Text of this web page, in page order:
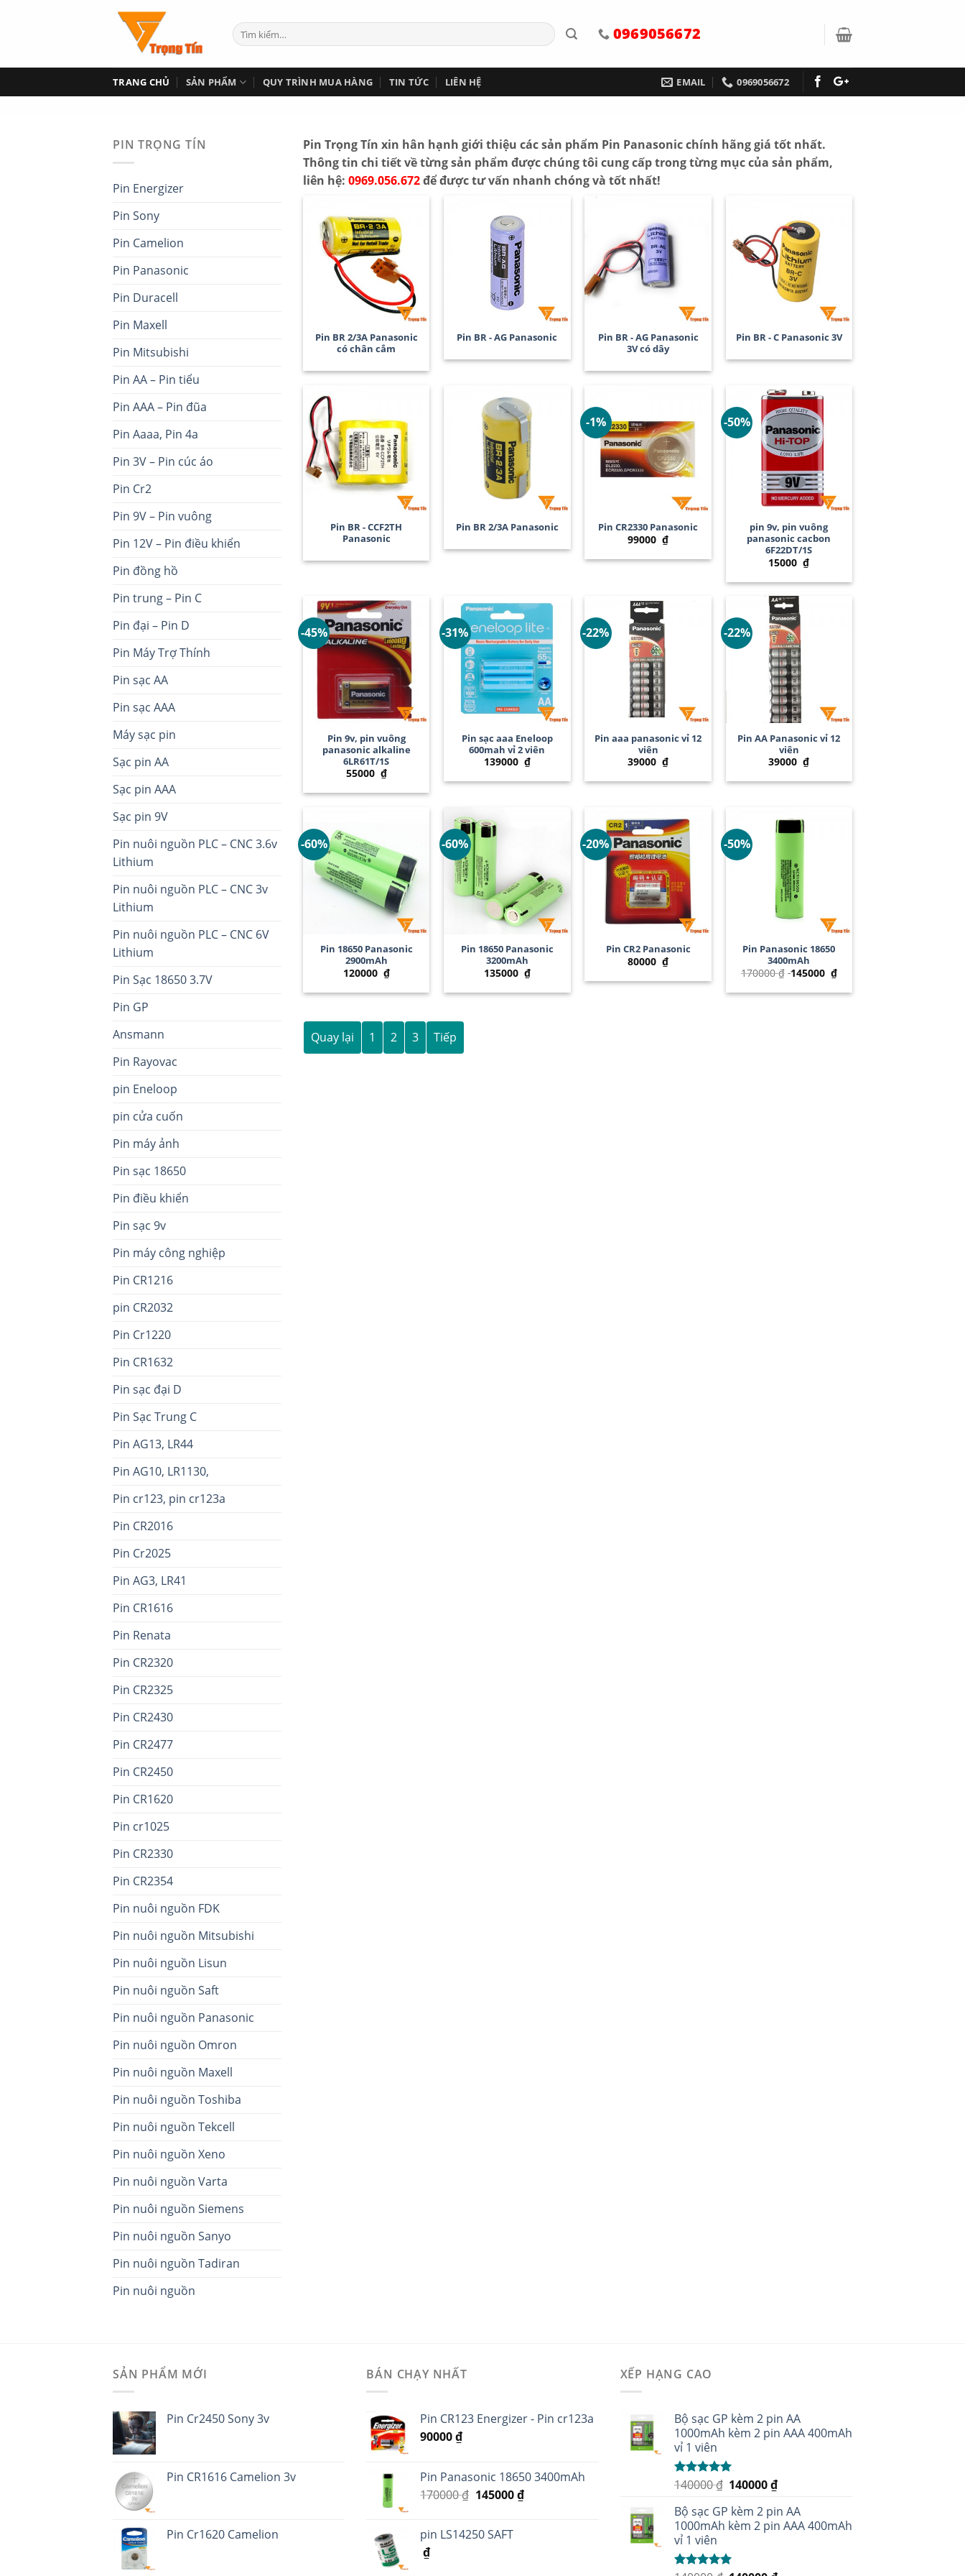
0969056672
TRANG CHỦ SẢN PHẨM QUY TRÌNH MUA HÀNG TIN TỨC LIÊN HỆ EMAIL 0969056672
PIN TRỌNG TÍN
Pin Energizer
Pin Sony
Pin Camelion
Pin Panasonic
Pin Duracell
Pin Maxell
Pin Mitsubishi
Pin AA – Pin tiểu
Pin AAA – Pin đũa
Pin Aaaa, Pin 4a
Pin 3V – Pin cúc áo
Pin Cr2
Pin 9V – Pin vuông
Pin 12V – Pin điều khiển
Pin đồng hồ
Pin trung – Pin C
Pin đại – Pin D
Pin Máy Trợ Thính
Pin sạc AA
Pin sạc AAA
Máy sạc pin
Sạc pin AA
Sạc pin AAA
Sạc pin 9V
Pin nuôi nguồn PLC – CNC 3.6v
Lithium
Pin nuôi nguồn PLC – CNC 3v
Lithium
Pin nuôi nguồn PLC – CNC 6V
Lithium
Pin Sạc 18650 3.7V
Pin GP
Ansmann
Pin Rayovac
pin Eneloop
pin cửa cuốn
Pin máy ảnh
Pin sạc 18650
Pin điều khiển
Pin sạc 9v
Pin máy công nghiệp
Pin CR1216
pin CR2032
Pin Cr1220
Pin CR1632
Pin sạc đại D
Pin Sạc Trung C
Pin AG13, LR44
Pin AG10, LR1130,
Pin cr123, pin cr123a
Pin CR2016
Pin Cr2025
Pin AG3, LR41
Pin CR1616
Pin Renata
Pin CR2320
Pin CR2325
Pin CR2430
Pin CR2477
Pin CR2450
Pin CR1620
Pin cr1025
Pin CR2330
Pin CR2354
Pin nuôi nguồn FDK
Pin nuôi nguồn Mitsubishi
Pin nuôi nguồn Lisun
Pin nuôi nguồn Saft
Pin nuôi nguồn Panasonic
Pin nuôi nguồn Omron
Pin nuôi nguồn Maxell
Pin nuôi nguồn Toshiba
Pin nuôi nguồn Tekcell
Pin nuôi nguồn Xeno
Pin nuôi nguồn Varta
Pin nuôi nguồn Siemens
Pin nuôi nguồn Sanyo
Pin nuôi nguồn Tadiran
Pin nuôi nguồn
Pin Trọng Tín xin hân hạnh giới thiệu các sản phẩm Pin Panasonic chính hãng giá tốt nhất.
Thông tin chi tiết về từng sản phẩm được chúng tôi cung cấp trong từng mục của sản phẩm,
liên hệ: 0969.056.672để được tư vấn nhanh chóng và tốt nhất!
Pin BR 2/3A Panasonic
có chân cắm
Pin BR - AG Panasonic
Pin BR - AG Panasonic
3V có dây
Pin BR - C Panasonic 3V
Pin BR - CCF2TH
Panasonic
Pin BR 2/3A Panasonic
-1%
Pin CR2330 Panasonic
99000₫
-50%
pin 9v, pin vuông
panasonic cacbon
6F22DT/1S
15000₫
-45%
Pin 9v, pin vuông
panasonic alkaline
6LR61T/1S
55000 ₫
-31%
+
Pin sạc aaa Eneloop
600mah vỉ 2 viên
139000 ₫
-22%
Pin aaa panasonic vỉ 12
viên
39000₫
-22%
Pin AA Panasonic vỉ 12
viên
39000₫
-60%
Pin 18650 Panasonic
2900mAh
120000 ₫
-60%
Pin 18650 Panasonic
3200mAh
135000 ₫
-20%
+
Pin CR2 Panasonic
80000₫
-50%
Pin Panasonic 18650
3400mAh
170000₫ 145000₫
Quay lại 1 2 3 Tiếp
SẢN PHẨM MỚI
Pin Cr2450 Sony 3v
Pin CR1616 Camelion 3v
Pin Cr1620 Camelion
BÁN CHẠY NHẤT
Pin CR123 Energizer - Pin cr123a
90000₫
Pin Panasonic 18650 3400mAh
170000₫ 145000₫
pin LS14250 SAFT
₫
XẾP HẠNG CAO
Bộ sạc GP kèm 2 pin AA
1000mAh kèm 2 pin AAA 400mAh
vỉ 1 viên
Được xếp
sao
140000₫ 140000₫
Bộ sạc GP kèm 2 pin AA
1000mAh kèm 2 pin AAA 400mAh
vỉ 1 viên